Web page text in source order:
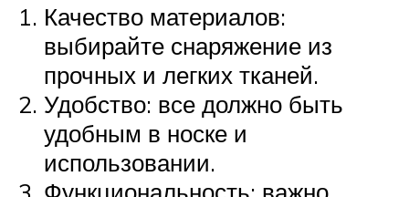
Качество материалов:
выбирайте снаряжение из
прочных и легких тканей.
Удобство: все должно быть
удобным в носке и
использовании.
Функциональность: важно,